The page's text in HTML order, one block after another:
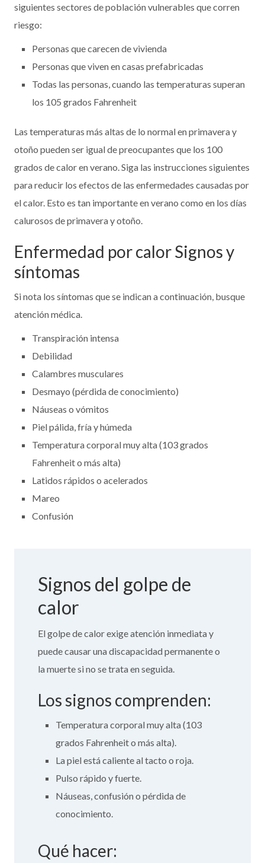
siguientes sectores de población vulnerables que corren
riesgo:
Personas que carecen de vivienda
Personas que viven en casas prefabricadas
Todas las personas, cuando las temperaturas superan
los 105 grados Fahrenheit
Las temperaturas más altas de lo normal en primavera y
otoño pueden ser igual de preocupantes que los 100
grados de calor en verano. Siga las instrucciones siguientes
para reducir los efectos de las enfermedades causadas por
el calor. Esto es tan importante en verano como en los días
calurosos de primavera y otoño.
Enfermedad por calor Signos y
síntomas
Si nota los síntomas que se indican a continuación, busque
atención médica.
Transpiración intensa
Debilidad
Calambres musculares
Desmayo (pérdida de conocimiento)
Náuseas o vómitos
Piel pálida, fría y húmeda
Temperatura corporal muy alta (103 grados
Fahrenheit o más alta)
Latidos rápidos o acelerados
Mareo
Confusión
Signos del golpe de
calor
El golpe de calor exige atención inmediata y
puede causar una discapacidad permanente o
la muerte si no se trata en seguida.
Los signos comprenden:
Temperatura corporal muy alta (103
grados Fahrenheit o más alta).
La piel está caliente al tacto o roja.
Pulso rápido y fuerte.
Náuseas, confusión o pérdida de
conocimiento.
Qué hacer: